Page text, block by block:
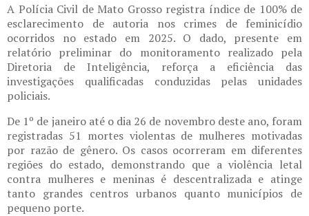
A Polícia Civil de Mato Grosso registra índice de 100% de
esclarecimento de autoria nos crimes de feminicídio
ocorridos no estado em 2025. O dado, presente em
relatório preliminar do monitoramento realizado pela
Diretoria de Inteligência, reforça a eficiência das
investigações qualificadas conduzidas pelas unidades
policiais.
De 1º de janeiro até o dia 26 de novembro deste ano, foram
registradas 51 mortes violentas de mulheres motivadas
por razão de gênero. Os casos ocorreram em diferentes
regiões do estado, demonstrando que a violência letal
contra mulheres e meninas é descentralizada e atinge
tanto grandes centros urbanos quanto municípios de
pequeno porte.